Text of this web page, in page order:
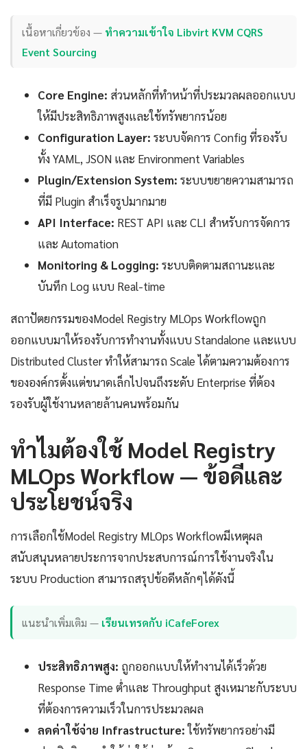
เนื้อหาเกี่ยวข้อง — ทำความเข้าใจ Libvirt KVM CQRS
Event Sourcing
Core Engine: ส่วนหลักที่ทำหน้าที่ประมวลผลออกแบบ
ให้มีประสิทธิภาพสูงและใช้ทรัพยากรน้อย
Configuration Layer: ระบบจัดการ Config ที่รองรับ
ทั้ง YAML, JSON และ Environment Variables
Plugin/Extension System: ระบบขยายความสามารถ
ที่มี Plugin สำเร็จรูปมากมาย
API Interface: REST API และ CLI สำหรับการจัดการ
และ Automation
Monitoring & Logging: ระบบติดตามสถานะและ
บันทึก Log แบบ Real-time
สถาปัตยกรรมของModel Registry MLOps Workflowถูก
ออกแบบมาให้รองรับการทำงานทั้งแบบ Standalone และแบบ
Distributed Cluster ทำให้สามารถ Scale ได้ตามความต้องการ
ขององค์กรตั้งแต่ขนาดเล็กไปจนถึงระดับ Enterprise ที่ต้อง
รองรับผู้ใช้งานหลายล้านคนพร้อมกัน
ทำไมต้องใช้ Model Registry
MLOps Workflow — ข้อดีและ
ประโยชน์จริง
การเลือกใช้Model Registry MLOps Workflowมีเหตุผล
สนับสนุนหลายประการจากประสบการณ์การใช้งานจริงใน
ระบบ Production สามารถสรุปข้อดีหลักๆได้ดังนี้
แนะนำเพิ่มเติม — เรียนเทรดกับ iCafeForex
ประสิทธิภาพสูง: ถูกออกแบบให้ทำงานได้เร็วด้วย
Response Time ต่ำและ Throughput สูงเหมาะกับระบบ
ที่ต้องการความเร็วในการประมวลผล
ลดค่าใช้จ่าย Infrastructure:ใช้ทรัพยากรอย่างมี